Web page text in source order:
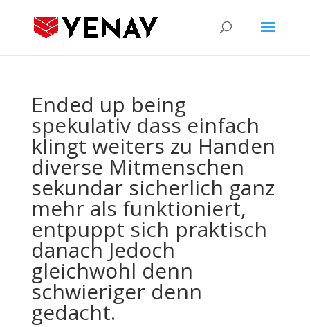
Ended up being
spekulativ dass einfach
klingt weiters zu Handen
diverse Mitmenschen
sekundar sicherlich ganz
mehr als funktioniert,
entpuppt sich praktisch
danach Jedoch
gleichwohl denn
schwieriger denn
gedacht.